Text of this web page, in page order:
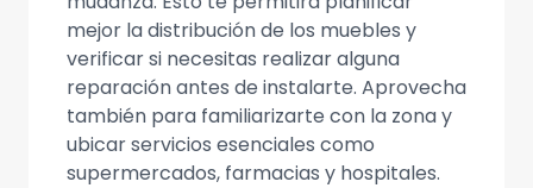
mejor la distribución de los muebles y
verificar si necesitas realizar alguna
reparación antes de instalarte. Aprovecha
también para familiarizarte con la zona y
ubicar servicios esenciales como
supermercados, farmacias y hospitales.